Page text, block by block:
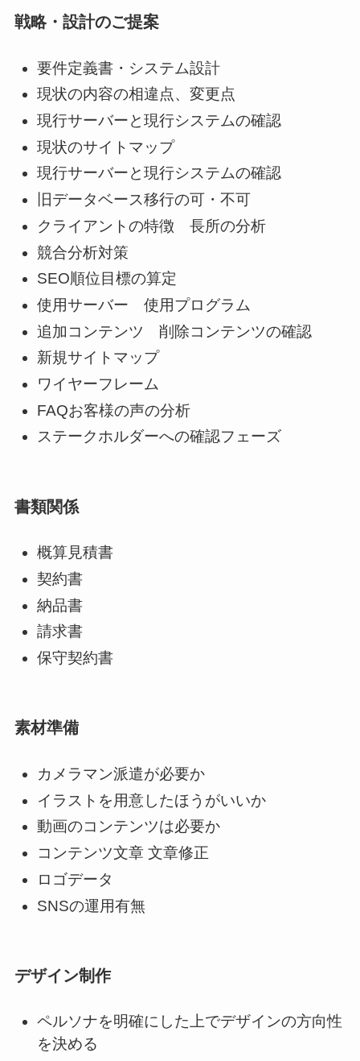
戦略・設計のご提案
要件定義書・システム設計
現状の内容の相違点、変更点
現行サーバーと現行システムの確認
現状のサイトマップ
現行サーバーと現行システムの確認
旧データベース移行の可・不可
クライアントの特徴 長所の分析
競合分析対策
SEO順位目標の算定
使用サーバー 使用プログラム
追加コンテンツ 削除コンテンツの確認
新規サイトマップ
ワイヤーフレーム
FAQお客様の声の分析
ステークホルダーへの確認フェーズ
書類関係
概算見積書
契約書
納品書
請求書
保守契約書
素材準備
カメラマン派遣が必要か
イラストを用意したほうがいいか
動画のコンテンツは必要か
コンテンツ文章 文章修正
ロゴデータ
SNSの運用有無
デザイン制作
ペルソナを明確にした上でデザインの方向性
を決める